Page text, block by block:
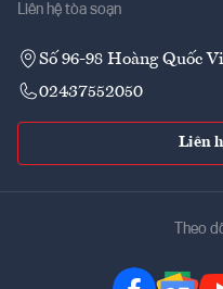
Liên hệ tòa soạn
Số 96-98 Hoàng Quốc
02437552050
Liên
Theo